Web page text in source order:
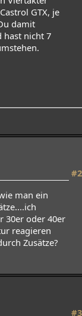
GTX, je
damit
hast nicht 7
#2
man ein
30er oder 40er
reagieren
Zusätze?
#3